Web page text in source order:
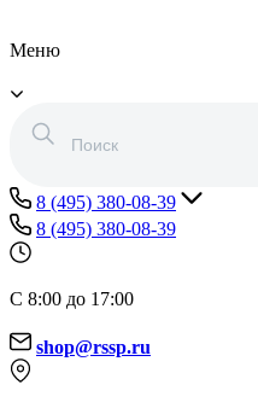
Меню
8 (495) 380-08-39
8 (495) 380-08-39
С 8:00 до 17:00
shop@rssp.ru